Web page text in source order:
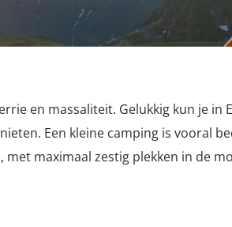
en massaliteit. Gelukkig kun je in
Een kleine camping is vooral
maximaal zestig plekken in de